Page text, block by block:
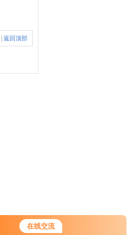
在线交流
您好！欢迎前来咨询，很高兴为您
服务，请问您要咨询什么问题呢？
返回顶部